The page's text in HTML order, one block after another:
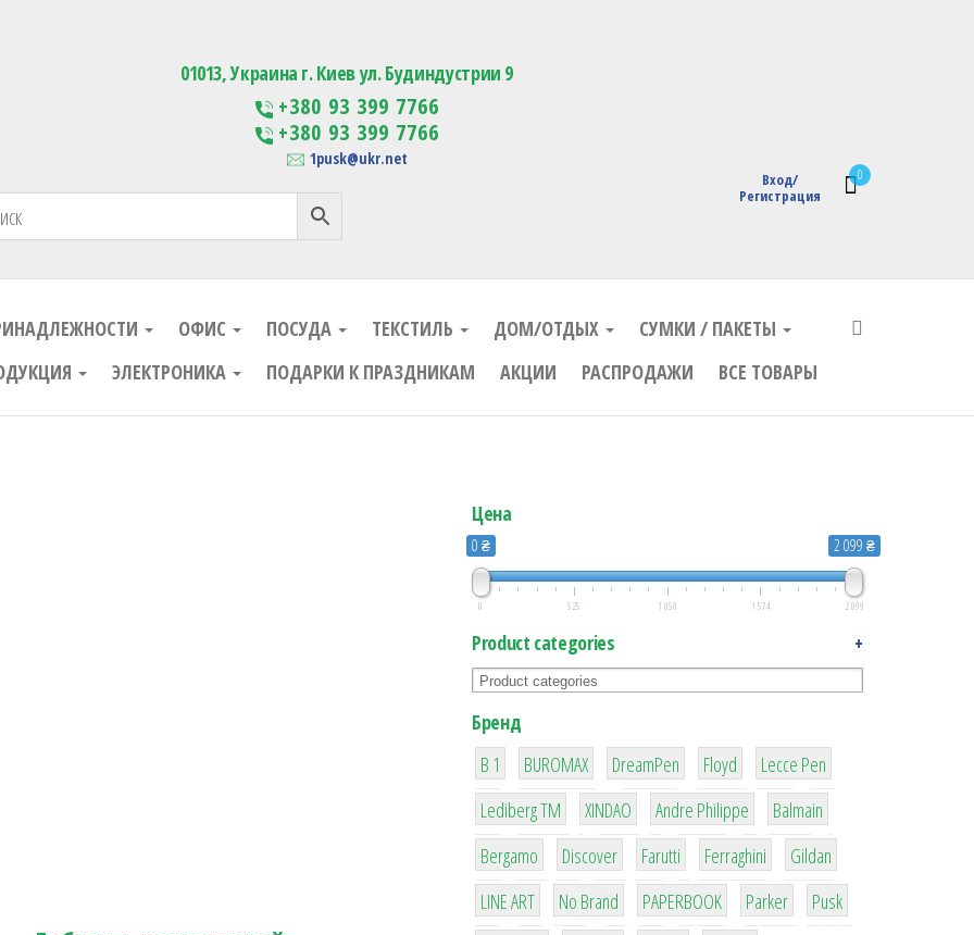
Изготовление сувенирной продукции с логотипом
0
Вход/
Регистрация
01013, Украина г. Киев ул. Будиндустрии 9
+380 93 399 7766
+380 93 399 7766
1pusk@ukr.net
ОФИС ПОСУДА ТЕКСТИЛЬ ДОМ/ОТДЫХ
СУМКИ / ПАКЕТЫ
ЭЛЕКТРОНИКА ПОДАРКИ К ПРАЗДНИКАМ АКЦИИ РАСПРОДАЖИ ВСЕ ТОВАРЫ
Цена
0 ₴ 2 099 ₴
0 525 1 050 1 574 2 099
Product categories +
Бренд
B 1
1
BUROMAX
1
DreamPen
2
Floyd
2
Lecce Pen
3
Lediberg ТМ
3
XINDAO
1
Andre Philippe
4
Balmain
26
Bergamo
64
Discover
299
Farutti
4
Ferraghini
42
Gildan
4
LINE ART
90
No Brand
8
PAPERBOOK
6
Parker
2
Pusk
22 15 43 1